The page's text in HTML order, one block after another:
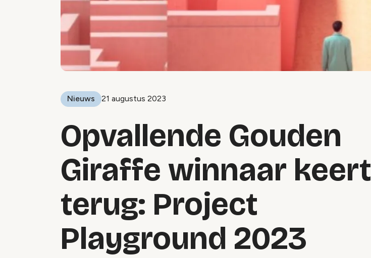
Nieuws 21 augustus 2023
Opvallende Gouden
Giraffe winnaar keert
terug: Project
Playground 2023